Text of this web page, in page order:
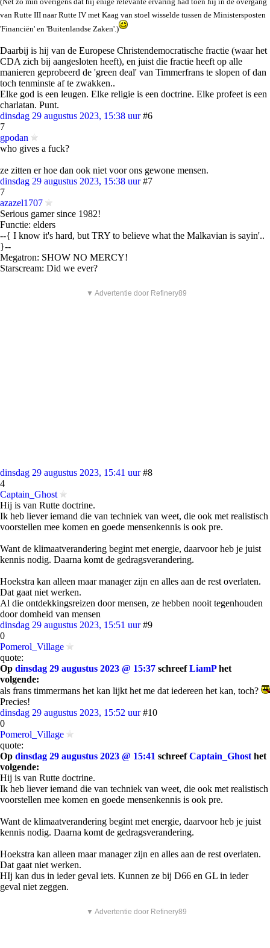
van Rutte III naar Rutte IV met Kaag van stoel wisselde tussen de Ministersposten
'Financiën' en 'Buitenlandse Zaken'.)
Daarbij is hij van de Europese Christendemocratische fractie (waar het
CDA zich bij aangesloten heeft), en juist die fractie heeft op alle
manieren geprobeerd de 'green deal' van Timmerfrans te slopen of dan
toch tenminste af te zwakken..
Elke god is een leugen. Elke religie is een doctrine. Elke profeet is een
charlatan. Punt.
dinsdag 29 augustus 2023, 15:38 uur #6
7
gpodan
who gives a fuck?
ze zitten er hoe dan ook niet voor ons gewone mensen.
dinsdag 29 augustus 2023, 15:38 uur #7
7
azazel1707
Serious gamer since 1982!
Functie: elders
--{ I know it's hard, but TRY to believe what the Malkavian is sayin'..
}--
Megatron: SHOW NO MERCY!
Starscream: Did we ever?
▼ Advertentie door Refinery89
dinsdag 29 augustus 2023, 15:41 uur #8
4
Captain_Ghost
Hij is van Rutte doctrine.
Ik heb liever iemand die van techniek van weet, die ook met realistisch
voorstellen mee komen en goede mensenkennis is ook pre.
Want de klimaatverandering begint met energie, daarvoor heb je juist
kennis nodig. Daarna komt de gedragsverandering.
Hoekstra kan alleen maar manager zijn en alles aan de rest overlaten.
Dat gaat niet werken.
Al die ontdekkingsreizen door mensen, ze hebben nooit tegenhouden
door domheid van mensen
dinsdag 29 augustus 2023, 15:51 uur #9
0
Pomerol_Village
quote:
Op dinsdag 29 augustus 2023 @ 15:37 schreefLiamPhet
volgende:
als frans timmermans het kan lijkt het me dat iedereen het kan, toch?
Precies!
dinsdag 29 augustus 2023, 15:52 uur #10
0
Pomerol_Village
quote:
Op dinsdag 29 augustus 2023 @ 15:41 schreefCaptain_Ghost het
volgende:
Hij is van Rutte doctrine.
Ik heb liever iemand die van techniek van weet, die ook met realistisch
voorstellen mee komen en goede mensenkennis is ook pre.
Want de klimaatverandering begint met energie, daarvoor heb je juist
kennis nodig. Daarna komt de gedragsverandering.
Hoekstra kan alleen maar manager zijn en alles aan de rest overlaten.
Dat gaat niet werken.
HIj kan dus in ieder geval iets. Kunnen ze bij D66 en GL in ieder
geval niet zeggen.
▼ Advertentie door Refinery89